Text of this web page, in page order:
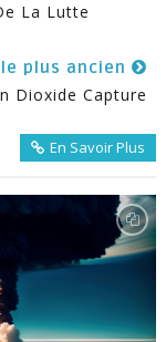
La Lutte
plus ancien
Dioxide Capture
En Savoir Plus